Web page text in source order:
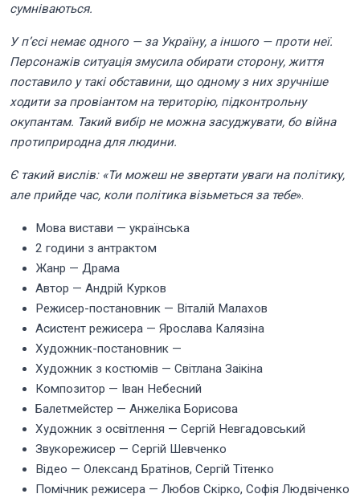
сумніваються.
У п’єсі немає одного — за Україну, а іншого — проти неї.
Персонажів ситуація змусила обирати сторону, життя
поставило у такі обставини, що одному з них зручніше
ходити за провіантом на територію, підконтрольну
окупантам. Такий вибір не можна засуджувати, бо війна
протиприродна для людини.
Є такий вислів: «Ти можеш не звертати уваги на політику,
але прийде час, коли політика візьметься за тебе».
Мова вистави — українська
2 години з антрактом
Жанр — Драма
Автор — Андрій Курков
Режисер-постановник — Віталій Малахов
Асистент режисера — Ярослава Калязіна
Художник-постановник —
Художник з костюмів — Світлана Заікіна
Композитор — Іван Небесний
Балетмейстер — Анжеліка Борисова
Художник з освітлення — Сергій Невгадовський
Звукорежисер — Сергій Шевченко
Відео — Олександ Братінов, Сергій Тітенко
Помічник режисера — Любов Скірко, Софія Людвіченко